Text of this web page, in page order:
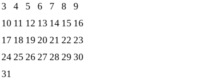
3
4 5 6 7 8
9
10 11 12 13 14 15 16
17 18 19 20 21 22 23
24 25 26 27 28 29 30
31